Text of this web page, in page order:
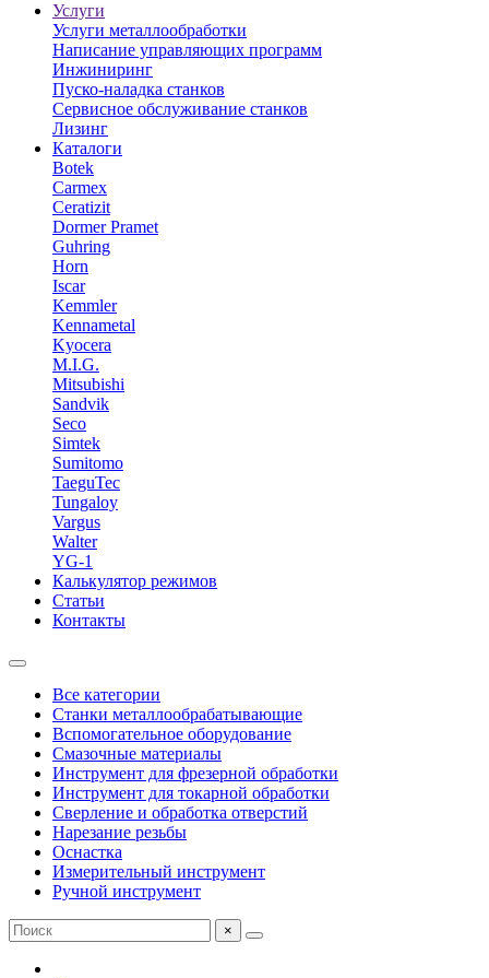
Услуги
Услуги металлообработки
Написание управляющих программ
Инжиниринг
Пуско-наладка станков
Сервисное обслуживание станков
Лизинг
Каталоги
Botek
Carmex
Ceratizit
Dormer Pramet
Guhring
Horn
Iscar
Kemmler
Kennametal
Kyocera
M.I.G.
Mitsubishi
Sandvik
Seco
Simtek
Sumitomo
TaeguTec
Tungaloy
Vargus
Walter
YG-1
Калькулятор режимов
Статьи
Контакты
Все категории
Станки металлообрабатывающие
Вспомогательное оборудование
Смазочные материалы
Инструмент для фрезерной обработки
Инструмент для токарной обработки
Сверление и обработка отверстий
Нарезание резьбы
Оснастка
Измерительный инструмент
Ручной инструмент
×